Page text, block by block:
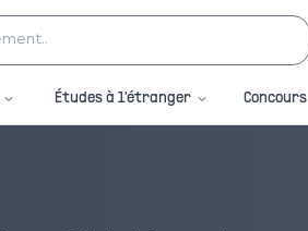
Études à l'étranger Concours